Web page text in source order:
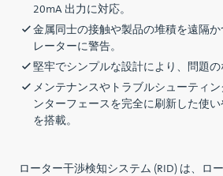
20mA 出力に対応。
金属同士の接触や製品の堆積を遠隔
レーターに警告。
堅牢でシンプルな設計により、問題の
メンテナンスやトラブルシューティ
ンターフェースを完全に刷新した使
を搭載。
ローター干渉検知システム (RID) は、ロ